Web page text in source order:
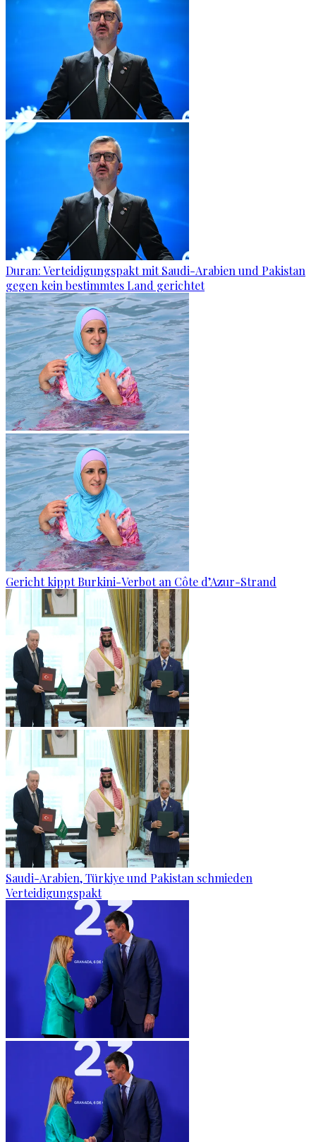
Duran: Verteidigungspakt mit Saudi-Arabien und Pakistan
gegen kein bestimmtes Land gerichtet
Gericht kippt Burkini-Verbot an Côte d’Azur-Strand
Saudi-Arabien, Türkiye und Pakistan schmieden
Verteidigungspakt